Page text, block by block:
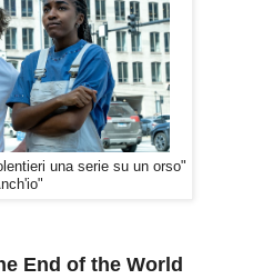
una serie su un orso"
End of the World